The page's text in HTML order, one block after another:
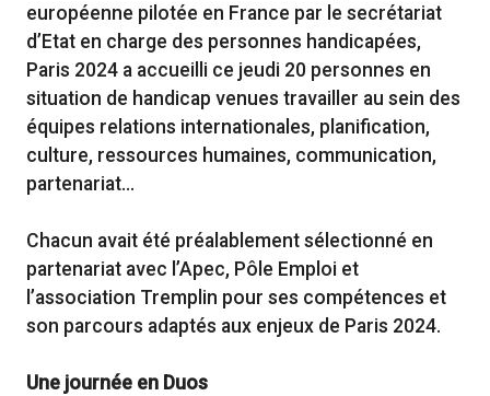
européenne pilotée en France par le secrétariat
d’Etat en charge des personnes handicapées,
Paris 2024 a accueilli ce jeudi 20 personnes en
situation de handicap venues travailler au sein des
équipes relations internationales, planification,
culture, ressources humaines, communication,
partenariat…
Chacun avait été préalablement sélectionné en
partenariat avec l’Apec, Pôle Emploi et
l’association Tremplin pour ses compétences et
son parcours adaptés aux enjeux de Paris 2024.
Une journée en Duos